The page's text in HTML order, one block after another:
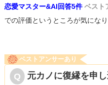
恋愛マスター&AI回答5件 ベスト
での評価というところが気にな
ベストアンサーあり
元カノに復縁を申